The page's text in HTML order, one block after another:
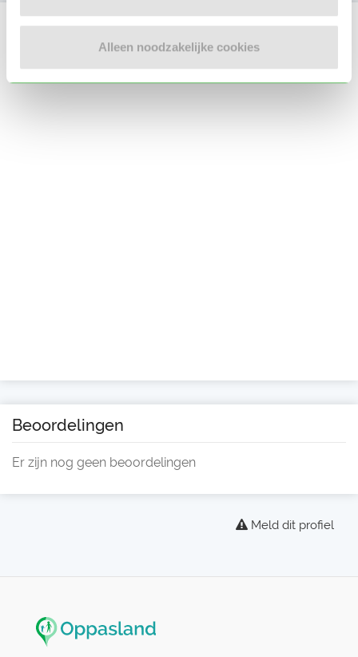
Alleen noodzakelijke cookies
Locatie oppasadres (Utrecht)
Beoordelingen
Er zijn nog geen beoordelingen
Meld dit profiel